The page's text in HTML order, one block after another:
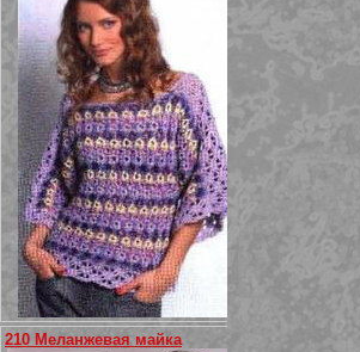
210 Меланжевая майка